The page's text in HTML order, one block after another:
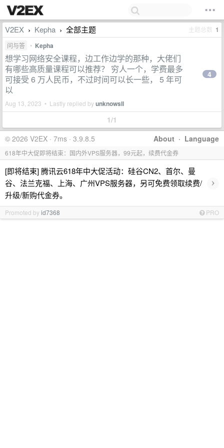
V2EX › Kepha › 全部主题 主题总数 1
问与答 • Kepha
想学习网络安全课程，边工作边学的那种，大佬们
有哪些高质量课程可以推荐？ 穷人一个，学费最多
可接受 6 万人民币，不过时间可以长一些， 5 年可
以
Aug 13, 2023 • Lastly replied byunknowsll
4
1/1
About · Language
© 2026 V2EX · 7ms · 3.9.8.5
618年中大促即将结束：国内外VPS服务器，99元起，续费代金券
[即将结束] 腾讯云618年中大促活动：硅谷CN2、首尔、曼
谷、法兰克福、上海、广州VPS服务器，另可免费领取续费/
升级/新购代金券。
›
Promoted byid7368 PRO